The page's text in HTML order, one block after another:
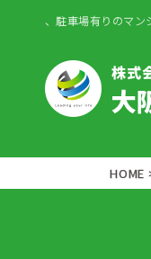
、駐車場有りのマン
HOME